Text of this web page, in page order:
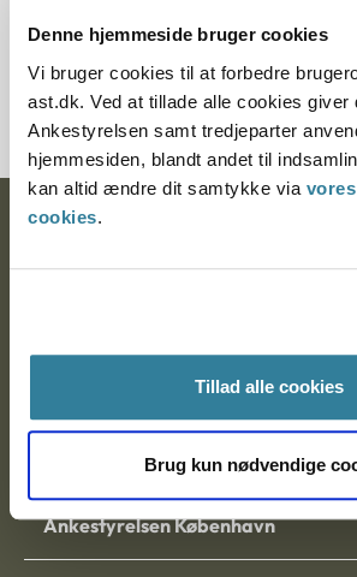
Denne hjemmeside bruger cookies
Vi bruger cookies til at forbedre
ast.dk. Ved at tillade alle cookies
Ankestyrelsen samt tredjeparter
hjemmesiden, blandt andet til
kan altid ændre dit samtykke via
cookies.
Tillad alle cookies
Brug kun nødvendige
Journalnummer
20540-93
Ankestyrelsen
9000 Aalborg
Ankestyrelsen Aalborg
Ankestyrelsen København